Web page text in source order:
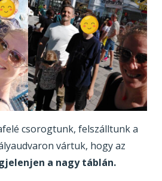
csorogtunk, felszálltunk a
vártuk, hogy az
a nagy táblán.